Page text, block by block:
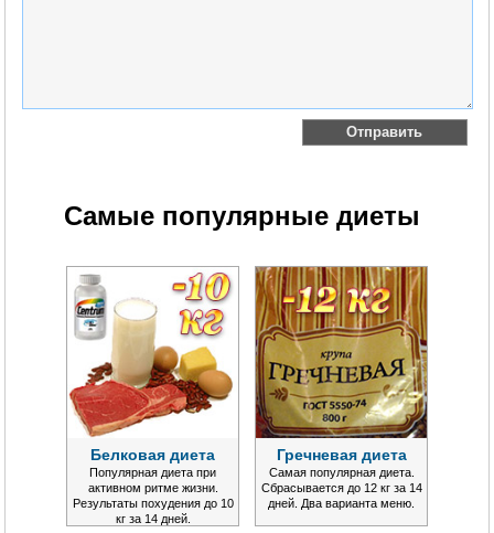
Самые популярные диеты
Белковая диета
Популярная диета при
активном ритме жизни.
Результаты похудения до 10
кг за 14 дней.
Гречневая диета
Самая популярная диета.
Сбрасывается до 12 кг за 14
дней. Два варианта меню.